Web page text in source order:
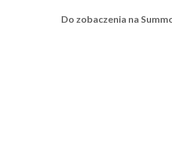
Do zobaczenia na